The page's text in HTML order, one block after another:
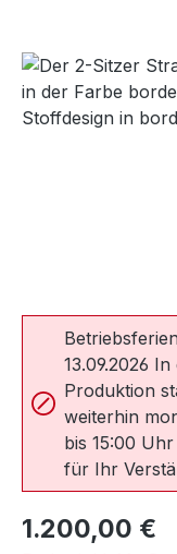
Bildergalerie
13.09.2026
Produktion
weiterhin
bis 15:00
für Ihr
Regulärer Preis:
1.200,00 €